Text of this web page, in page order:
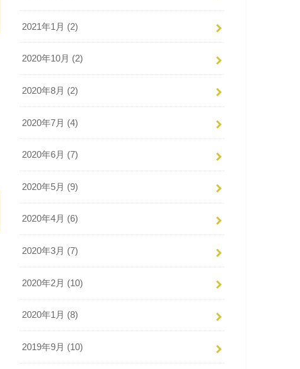
2021年1月 (2)
2020年10月 (2)
2020年8月 (2)
2020年7月 (4)
2020年6月 (7)
2020年5月 (9)
2020年4月 (6)
2020年3月 (7)
2020年2月 (10)
2020年1月 (8)
2019年9月 (10)